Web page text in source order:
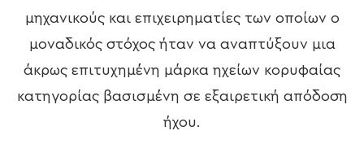
μηχανικούς και επιχειρηματίες των οποίων ο
μοναδικός στόχος ήταν να αναπτύξουν μια
άκρως επιτυχημένη μάρκα ηχείων κορυφαίας
κατηγορίας βασισμένη σε εξαιρετική απόδοση
ήχου.